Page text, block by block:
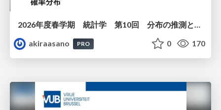
2026年度春学期 統計学 第10回 分布の推測とは － 標本調査，度数分布と確率分布 (2026. 6. 4)
akiraasano
PRO 0 170